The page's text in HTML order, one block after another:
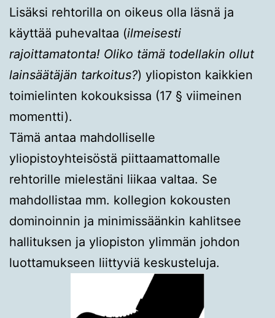
Lisäksi rehtorilla on oikeus olla läsnä ja
käyttää puhevaltaa (ilmeisesti
rajoittamatonta! Oliko tämä todellakin ollut
lainsäätäjän tarkoitus?) yliopiston kaikkien
toimielinten kokouksissa (17 § viimeinen
momentti).
Tämä antaa mahdolliselle
yliopistoyhteisöstä piittaamattomalle
rehtorille mielestäni liikaa valtaa. Se
mahdollistaa mm. kollegion kokousten
dominoinnin ja minimissäänkin kahlitsee
hallituksen ja yliopiston ylimmän johdon
luottamukseen liittyviä keskusteluja.